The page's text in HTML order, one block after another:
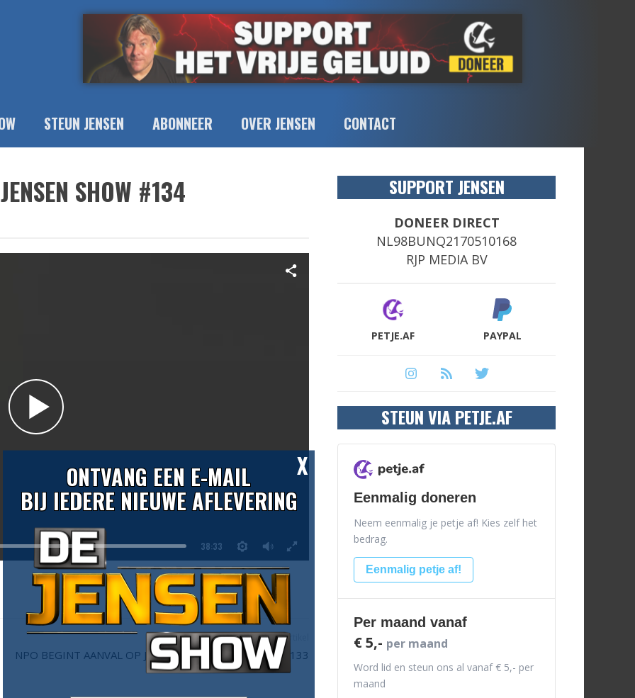
STEUN JENSEN ABONNEER OVER JENSEN CONTACT
SHOW #134
38:33
Volgend artikel
NPO BEGINT AANVAL OP JENSEN - DE JENSEN SHOW #133
SUPPORT JENSEN
DONEER DIRECT
NL98BUNQ2170510168
RJP MEDIA BV
PETJE.AF PAYPAL
STEUN VIA PETJE.AF
Eenmalig doneren
Neem eenmalig je petje af! Kies zelf het
bedrag.
Eenmalig petje af!
Per maand vanaf
€ 5,- per maand
Word lid en steun ons al vanaf € 5,- per
maand
X
ONTVANG EEN E-MAIL
BIJ IEDERE NIEUWE AFLEVERING